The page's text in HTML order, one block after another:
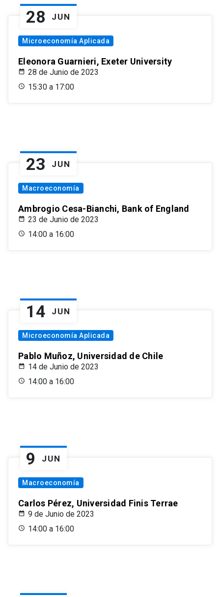
28 JUN
Microeconomía Aplicada
Eleonora Guarnieri, Exeter University
28 de Junio de 2023
15:30 a 17:00
23 JUN
Macroeconomía
Ambrogio Cesa-Bianchi, Bank of England
23 de Junio de 2023
14:00 a 16:00
14 JUN
Microeconomía Aplicada
Pablo Muñoz, Universidad de Chile
14 de Junio de 2023
14:00 a 16:00
9 JUN
Macroeconomía
Carlos Pérez, Universidad Finis Terrae
9 de Junio de 2023
14:00 a 16:00